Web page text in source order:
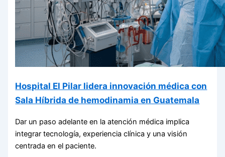
Hospital El Pilar lidera innovación médica con
Sala Híbrida de hemodinamia en Guatemala
Dar un paso adelante en la atención médica implica
integrar tecnología, experiencia clínica y una visión
centrada en el paciente.